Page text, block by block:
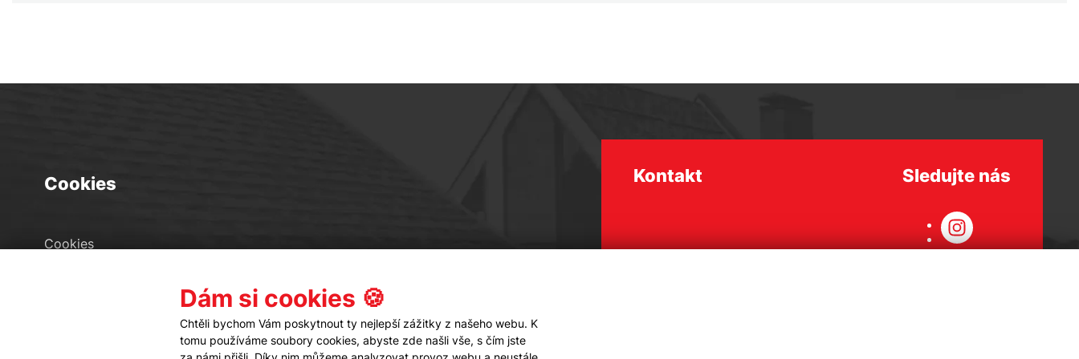
Cookies
Cookies
Kontakt Sledujte nás
Dám si cookies 🍪
Chtěli bychom Vám poskytnout ty nejlepší zážitky z našeho webu. K
tomu používáme soubory cookies, abyste zde našli vše, s čím jste